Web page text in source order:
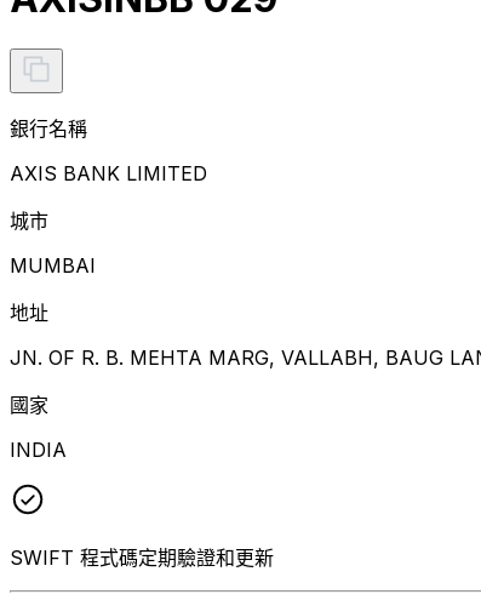
銀行名稱
AXIS BANK LIMITED
城市
MUMBAI
地址
JN. OF R. B. MEHTA MARG, VALLABH, BAUG
國家
INDIA
SWIFT 程式碼定期驗證和更新